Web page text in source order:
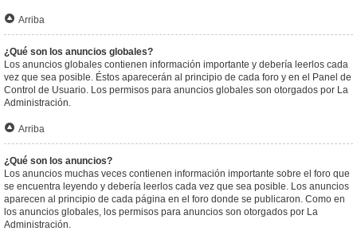
Arriba
¿Qué son los anuncios globales?
Los anuncios globales contienen información importante y debería leerlos cada
vez que sea posible. Éstos aparecerán al principio de cada foro y en el Panel de
Control de Usuario. Los permisos para anuncios globales son otorgados por La
Administración.
Arriba
¿Qué son los anuncios?
Los anuncios muchas veces contienen información importante sobre el foro que
se encuentra leyendo y debería leerlos cada vez que sea posible. Los anuncios
aparecen al principio de cada página en el foro donde se publicaron. Como en
los anuncios globales, los permisos para anuncios son otorgados por La
Administración.